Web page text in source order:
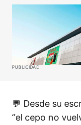
PUBLICIDAD
💬 Desde su
“el cepo no